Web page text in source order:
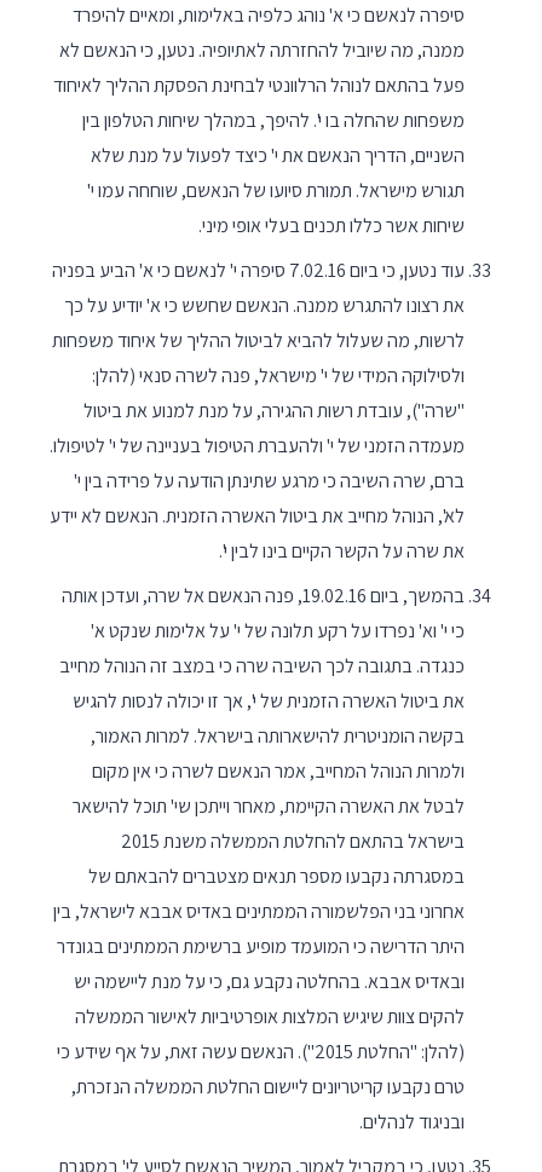
סיפרה לנאשם כי א' נוהג כלפיה באלימות, ומאיים להיפרד
ממנה, מה שיוביל להחזרתה לאתיופיה. נטען, כי הנאשם לא
פעל בהתאם לנוהל הרלוונטי לבחינת הפסקת ההליך לאיחוד
משפחות שהחלה בו י'. להיפך, במהלך שיחות הטלפון בין
השניים, הדריך הנאשם את י' כיצד לפעול על מנת שלא
תגורש מישראל. תמורת סיועו של הנאשם, שוחחה עמו י'
שיחות אשר כללו תכנים בעלי אופי מיני.
עוד נטען, כי ביום 7.02.16 סיפרה י' לנאשם כי א' הביע בפניה
את רצונו להתגרש ממנה. הנאשם שחשש כי א' יודיע על כך
לרשות, מה שעלול להביא לביטול ההליך של איחוד משפחות
ולסילוקה המידי של י' מישראל, פנה לשרה סנאי (להלן:
"שרה"), עובדת רשות ההגירה, על מנת למנוע את ביטול
מעמדה הזמני של י' ולהעברת הטיפול בעניינה של י' לטיפולו.
ברם, שרה השיבה כי מרגע שתינתן הודעה על פרידה בין י'
לא', הנוהל מחייב את ביטול האשרה הזמנית. הנאשם לא יידע
את שרה על הקשר הקיים בינו לבין י'.
בהמשך, ביום 19.02.16, פנה הנאשם אל שרה, ועדכן אותה
כי י' וא' נפרדו על רקע תלונה של י' על אלימות שנקט א'
כנגדה. בתגובה לכך השיבה שרה כי במצב זה הנוהל מחייב
את ביטול האשרה הזמנית של י', אך זו יכולה לנסות להגיש
בקשה הומניטרית להישארותה בישראל. למרות האמור,
ולמרות הנוהל המחייב, אמר הנאשם לשרה כי אין מקום
לבטל את האשרה הקיימת, מאחר וייתכן שי' תוכל להישאר
בישראל בהתאם להחלטת הממשלה משנת 2015
במסגרתה נקבעו מספר תנאים מצטברים להבאתם של
אחרוני בני הפלשמורה הממתינים באדיס אבבא לישראל, בין
היתר הדרישה כי המועמד מופיע ברשימת הממתינים בגונדר
ובאדיס אבבא. בהחלטה נקבע גם, כי על מנת ליישמה יש
להקים צוות שיגיש המלצות אופרטיביות לאישור הממשלה
(להלן: "החלטת 2015"). הנאשם עשה זאת, על אף שידע כי
טרם נקבעו קריטריונים ליישום החלטת הממשלה הנזכרת,
ובניגוד לנהלים.
נטען, כי במקביל לאמור, המשיך הנאשם לסייע לי' במסגרת